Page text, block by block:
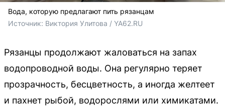
Вода, которую предлагают пить рязанцам
Источник: Виктория Улитова / YA62.RU
Рязанцы продолжают жаловаться на запах
водопроводной воды. Она регулярно теряет
прозрачность, бесцветность, а иногда желтеет
и пахнет рыбой, водорослями или химикатами.